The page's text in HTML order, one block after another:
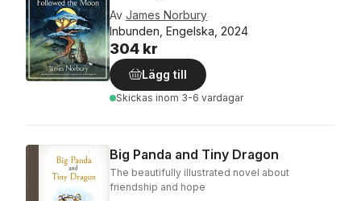
Av James Norbury
Inbunden, Engelska, 2024
304 kr
Lägg till
Skickas inom 3-6 vardagar
Big Panda and Tiny Dragon
The beautifully illustrated novel about
friendship and hope